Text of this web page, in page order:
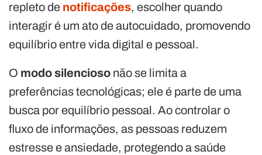
repleto de notificações, escolher quando
interagir é um ato de autocuidado, promovendo
equilíbrio entre vida digital e pessoal.
O modo silencioso não se limita a
preferências tecnológicas; ele é parte de uma
busca por equilíbrio pessoal. Ao controlar o
fluxo de informações, as pessoas reduzem
estresse e ansiedade, protegendo a saúde